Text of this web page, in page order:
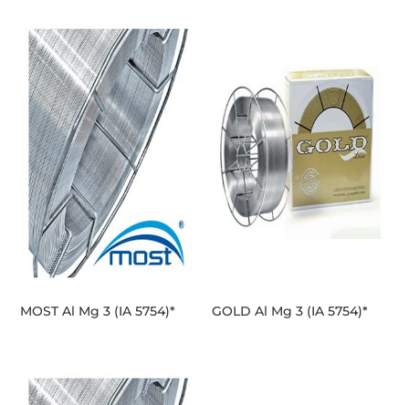
MOST Al Mg 3 (IA 5754)* GOLD Al Mg 3 (IA 5754)*